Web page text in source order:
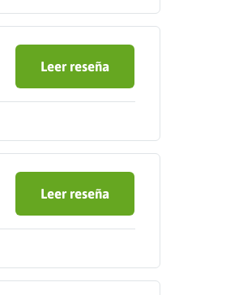
Leer reseña
Leer reseña